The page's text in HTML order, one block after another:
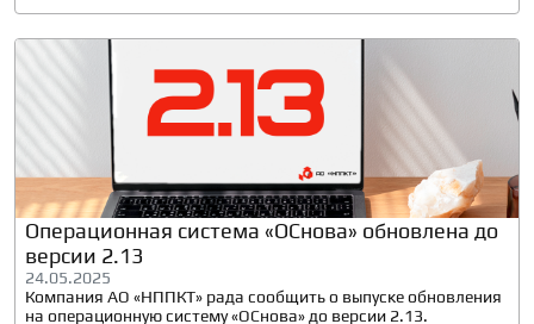
Операционная система «ОСнова» обновлена до
версии 2.13
24.05.2025
Компания АО «НППКТ» рада сообщить о выпуске обновления
на операционную систему «ОСнова» до версии 2.13.